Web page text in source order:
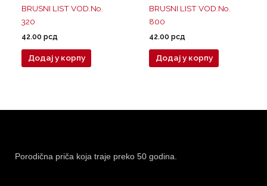
BRUSNI LIST VOD.No.
320
42.00рсд
Додај у корпу
BRUSNI LIST VOD.No.
800
42.00рсд
Додај у корпу
Porodična priča koja traje preko 50 godina.